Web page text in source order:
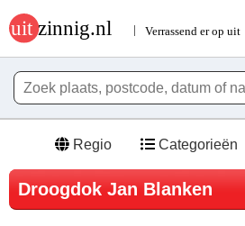
Regio Categorieën
Droogdok Jan Blanken